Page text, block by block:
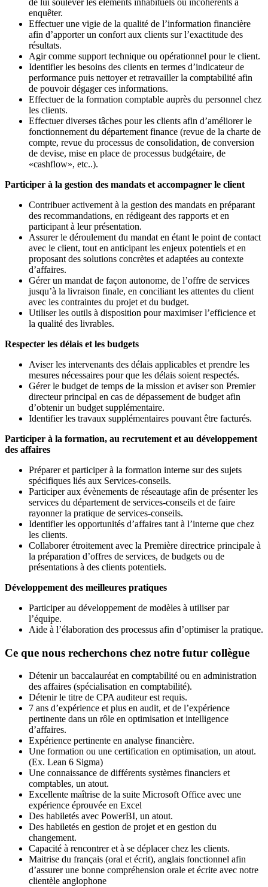
enquêter.
Effectuer une vigie de la qualité de l’information financière
afin d’apporter un confort aux clients sur l’exactitude des
résultats.
Agir comme support technique ou opérationnel pour le client.
Identifier les besoins des clients en termes d’indicateur de
performance puis nettoyer et retravailler la comptabilité afin
de pouvoir dégager ces informations.
Effectuer de la formation comptable auprès du personnel chez
les clients.
Effectuer diverses tâches pour les clients afin d’améliorer le
fonctionnement du département finance (revue de la charte de
compte, revue du processus de consolidation, de conversion
de devise, mise en place de processus budgétaire, de
«cashflow», etc..).
Participer à la gestion des mandats et accompagner le client
Contribuer activement à la gestion des mandats en préparant
des recommandations, en rédigeant des rapports et en
participant à leur présentation.
Assurer le déroulement du mandat en étant le point de contact
avec le client, tout en anticipant les enjeux potentiels et en
proposant des solutions concrètes et adaptées au contexte
d’affaires.
Gérer un mandat de façon autonome, de l’offre de services
jusqu’à la livraison finale, en conciliant les attentes du client
avec les contraintes du projet et du budget.
Utiliser les outils à disposition pour maximiser l’efficience et
la qualité des livrables.
Respecter les délais et les budgets
Aviser les intervenants des délais applicables et prendre les
mesures nécessaires pour que les délais soient respectés.
Gérer le budget de temps de la mission et aviser son Premier
directeur principal en cas de dépassement de budget afin
d’obtenir un budget supplémentaire.
Identifier les travaux supplémentaires pouvant être facturés.
Participer à la formation, au recrutement et au développement
des affaires
Préparer et participer à la formation interne sur des sujets
spécifiques liés aux Services-conseils.
Participer aux évènements de réseautage afin de présenter les
services du département de services-conseils et de faire
rayonner la pratique de services-conseils.
Identifier les opportunités d’affaires tant à l’interne que chez
les clients.
Collaborer étroitement avec la Première directrice principale à
la préparation d’offres de services, de budgets ou de
présentations à des clients potentiels.
Développement des meilleures pratiques
Participer au développement de modèles à utiliser par
l’équipe.
Aide à l’élaboration des processus afin d’optimiser la pratique.
Ce que nous recherchons chez notre futur collègue
Détenir un baccalauréat en comptabilité ou en administration
des affaires (spécialisation en comptabilité).
Détenir le titre de CPA auditeur est requis.
7 ans d’expérience et plus en audit, et de l’expérience
pertinente dans un rôle en optimisation et intelligence
d’affaires.
Expérience pertinente en analyse financière.
Une formation ou une certification en optimisation, un atout.
(Ex. Lean 6 Sigma)
Une connaissance de différents systèmes financiers et
comptables, un atout.
Excellente maîtrise de la suite Microsoft Office avec une
expérience éprouvée en Excel
Des habiletés avec PowerBI, un atout.
Des habiletés en gestion de projet et en gestion du
changement.
Capacité à rencontrer et à se déplacer chez les clients.
Maitrise du français (oral et écrit), anglais fonctionnel afin
d’assurer une bonne compréhension orale et écrite avec notre
clientèle anglophone